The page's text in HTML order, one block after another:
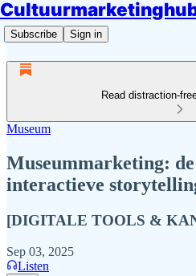
Subscribe Sign in
Read distraction-
Museum
Museummarketing:
interactieve
[DIGITALE TOOLS &
Sep 03, 2025
Listen